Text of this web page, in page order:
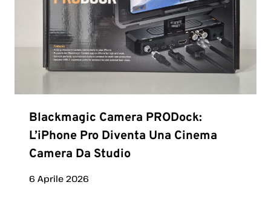
Blackmagic Camera PRODock:
L’iPhone Pro Diventa Una Cinema
Camera Da Studio
6 Aprile 2026